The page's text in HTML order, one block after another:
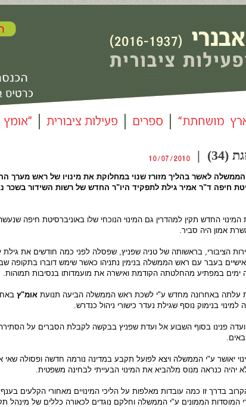
|
לאשר בהליך מזורז שנוי במחלוקת את מינויו של ראש מערך
חיפה ד"ר אמיר גילת לתפקיד היו"ר החדש של רשות השידור בשכר
המינוי החדש תקין למהדרין גם המינוי הנוכחי שלו באוניברסיטת חיפה
אמון היה סביר.
הציבורי, בראשותה של טניה שפניץ, שפסלה לפני כמה חודשים את גילת
בעבר עם ראש הממשלה בנימין נתניהו כאשר שימש דוברו בתקופה
ימים במפתיע מהחלטתה הקודמת ואישרה את מועמדותו בנסיבות תמוהות.
עלתה באחרונה מחדש ע"י לשכת ראש הממשלה הביעה תנועת אומ"ץ
בנימוק נוסף שגילת נעדר כישורי ניהול כנדרש.
פנינו בסוף השבוע אל ועדת שפניץ בבקשה לקבלת הסברים על
יאושר ע"י הממשלה ויצא לפועל תקבע במדינה נורמה חדשה ופסולה שאי
יהיה כנראה מנוס מלהביא את המינוי הבעייתי לבחינה משפטית.
בדרך זו כמה עובדות מאלפות על הליכי המינויים מאחורי הקלעים
המוסדות הממונים ע"י הממשלה וחלקם נוגדים לכאורה כללים של מינהל